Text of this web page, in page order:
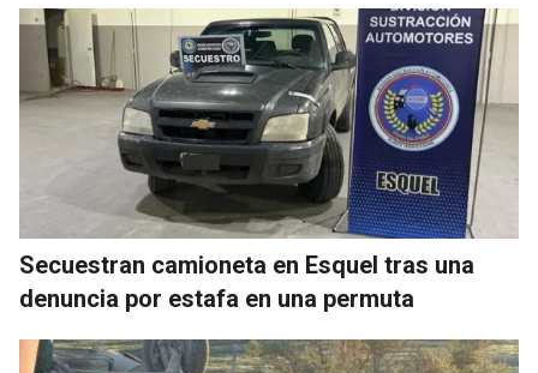
Secuestran camioneta en Esquel tras una
denuncia por estafa en una permuta